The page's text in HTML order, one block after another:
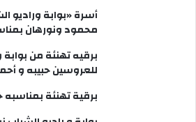
أسرة «بوابة وراديو
محمود ونورهان
برقيه تهنئة من بوابة
للعروسين حبيبه و
برقية تهنئة